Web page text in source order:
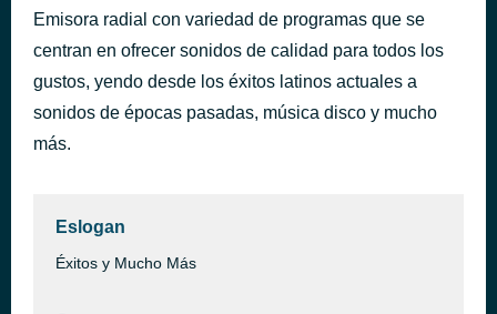
Call Me Maybe hace 43 minutos
Emisora radial con variedad de programas que se
centran en ofrecer sonidos de calidad para todos los
gustos, yendo desde los éxitos latinos actuales a
sonidos de épocas pasadas, música disco y mucho
más.
Eslogan
Éxitos y Mucho Más